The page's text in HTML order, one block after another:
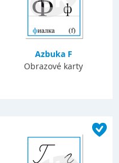
Azbuka F
Obrazové karty